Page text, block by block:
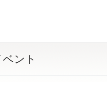
ント